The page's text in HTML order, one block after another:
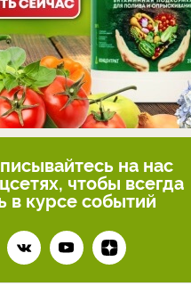
на нас
чтобы всегда
в курсе событий